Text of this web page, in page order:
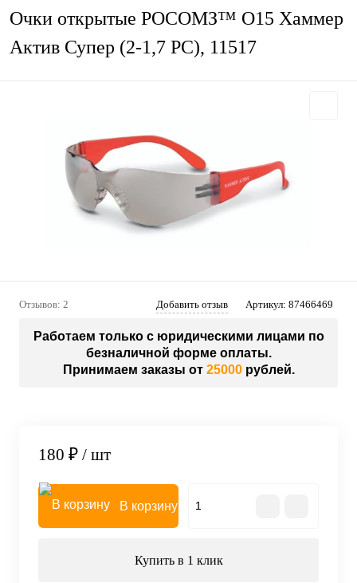
Очки открытые РОСОМЗ™ О15 Хаммер
Актив Супер (2-1,7 PC), 11517
Отзывов: 2 Добавить отзыв Артикул: 87466469
Работаем только с юридическими лицами по
безналичной форме оплаты.
Принимаем заказы от 25000рублей.
180 ₽ / шт
В корзину
Купить в 1 клик